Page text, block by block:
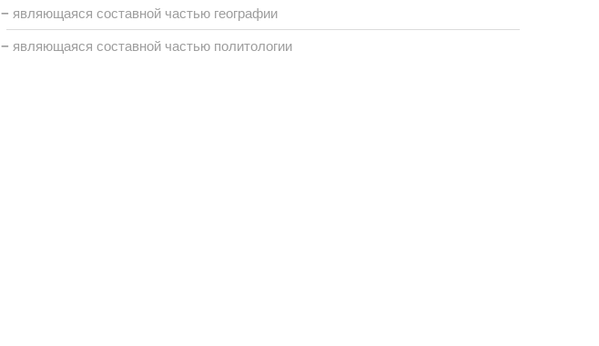
− являющаяся составной частью географии
− являющаяся составной частью политологии